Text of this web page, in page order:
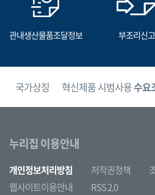
관내생산물품조달정보 부조리신고
국가상징 혁신제품 시범사용수요
누리집 이용안내
개인정보처리방침 저작권정책
웹사이트이용안내
RSS 2.0